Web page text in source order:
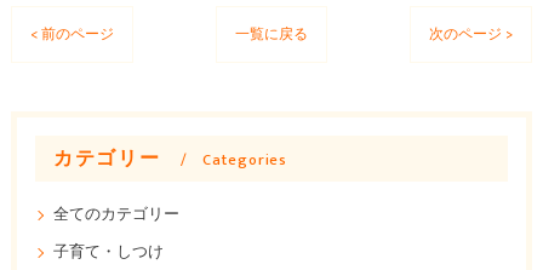
< 前のページ 一覧に戻る 次のページ >
カテゴリー Categories
全てのカテゴリー
子育て・しつけ